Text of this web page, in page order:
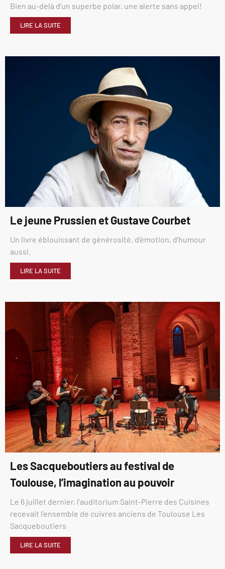
Bien au-delà d’un superbe polar, une alerte sans appel!
LIRE LA SUITE
Le jeune Prussien et Gustave Courbet
Un livre éblouissant de générosité, d’émotion, d’humour
aussi.
LIRE LA SUITE
Les Sacqueboutiers au festival de
Toulouse, l’imagination au pouvoir
Le 6 juillet dernier, l’auditorium Saint-Pierre des Cuisines
recevait l’ensemble de cuivres anciens de Toulouse Les
Sacqueboutiers
LIRE LA SUITE